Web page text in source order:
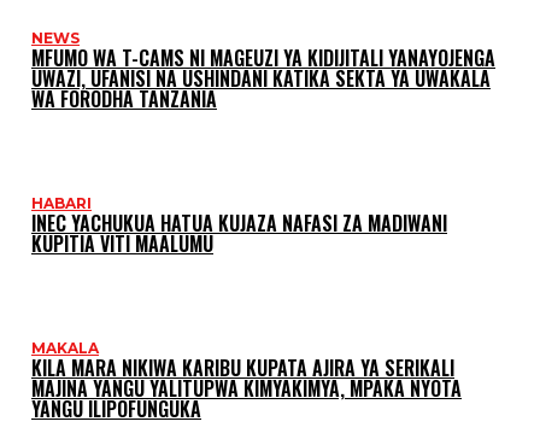
NEWS
MFUMO WA T-CAMS NI MAGEUZI YA KIDIJITALI YANAYOJENGA
UWAZI, UFANISI NA USHINDANI KATIKA SEKTA YA UWAKALA
WA FORODHA TANZANIA
HABARI
INEC YACHUKUA HATUA KUJAZA NAFASI ZA MADIWANI
KUPITIA VITI MAALUMU
MAKALA
KILA MARA NIKIWA KARIBU KUPATA AJIRA YA SERIKALI
MAJINA YANGU YALITUPWA KIMYAKIMYA, MPAKA NYOTA
YANGU ILIPOFUNGUKA